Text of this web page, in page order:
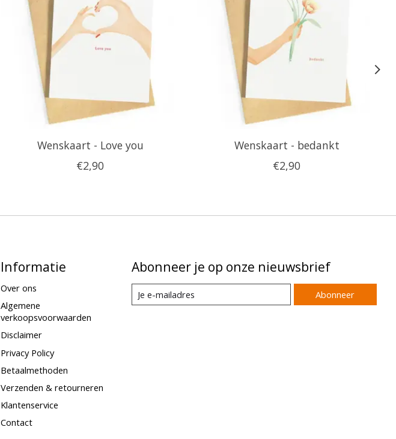
Wenskaart - Love you
€2,90
Wenskaart - bedankt
€2,90
Informatie
Over ons
Algemene
verkoopsvoorwaarden
Disclaimer
Privacy Policy
Betaalmethoden
Verzenden & retourneren
Klantenservice
Contact
Abonneer je op onze nieuwsbrief
Abonneer